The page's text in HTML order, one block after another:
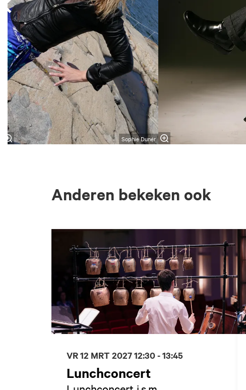
Sophie Dunér
Anderen bekeken ook
Lunchconcert
VR 12 MRT 202712:30 - 13:45